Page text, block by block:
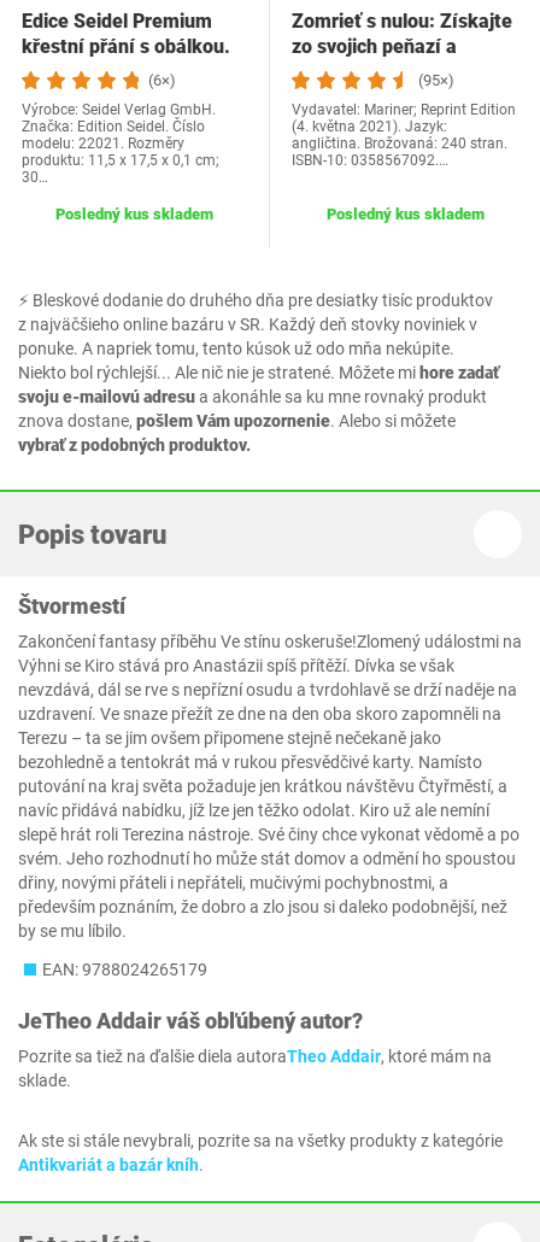
⚡ Bleskové dodanie do druhého dňa pre desiatky tisíc produktov
z najväčšieho online bazáru v SR. Každý deň stovky noviniek v
ponuke. A napriek tomu, tento kúsok už odo mňa nekúpite.
Niekto bol rýchlejší... Ale nič nie je stratené. Môžete mihore zadať
svoju e-mailovú adresua akonáhle sa ku mne rovnaký produkt
znova dostane, pošlem Vám upozornenie. Alebo si môžete
vybrať z podobných produktov.
Edice Seidel Premium
křestní přání s obálkou.
Přání ke křtu…(6×)
Výrobce: Seidel Verlag GmbH.
Značka: Edition Seidel. Číslo
modelu: 22021. Rozměry
produktu: 11,5 x 17,5 x 0,1 cm;
30…
Posledný kus skladem
Zomrieť s nulou: Získajte
zo svojich peňazí a
života…
(95×)
Vydavatel: Mariner; Reprint Edition
(4. května 2021). Jazyk:
angličtina. Brožovaná: 240 stran.
ISBN-10: 0358567092.…
Posledný kus skladem
Popis tovaru
Štvormestí
Zakončení fantasy příběhu Ve stínu oskeruše!Zlomený událostmi na
Výhni se Kiro stává pro Anastázii spíš přítěží. Dívka se však
nevzdává, dál se rve s nepřízní osudu a tvrdohlavě se drží naděje na
uzdravení. Ve snaze přežít ze dne na den oba skoro zapomněli na
Terezu – ta se jim ovšem připomene stejně nečekaně jako
bezohledně a tentokrát má v rukou přesvědčivé karty. Namísto
putování na kraj světa požaduje jen krátkou návštěvu Čtyřměstí, a
navíc přidává nabídku, jíž lze jen těžko odolat. Kiro už ale nemíní
slepě hrát roli Terezina nástroje. Své činy chce vykonat vědomě a po
svém. Jeho rozhodnutí ho může stát domov a odmění ho spoustou
dřiny, novými přáteli i nepřáteli, mučivými pochybnostmi, a
především poznáním, že dobro a zlo jsou si daleko podobnější, než
by se mu líbilo.
EAN: 9788024265179
JeTheo Addairváš obľúbený autor?
Pozrite sa tiež na ďalšie diela autoraTheo Addair, ktoré mám na
sklade.
Ak ste si stále nevybrali, pozrite sa na všetky produkty z kategórie
Antikvariát a bazár kníh.